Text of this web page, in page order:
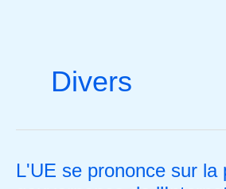
Divers
L'UE se prononce sur la
L'UE